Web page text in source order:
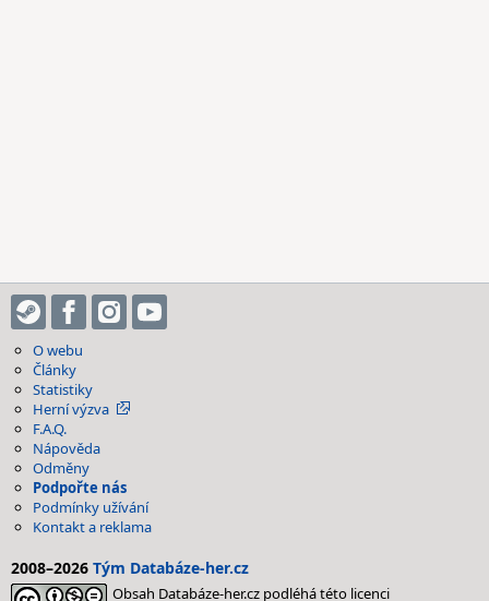
O webu
Články
Statistiky
Herní výzva
F.A.Q.
Nápověda
Odměny
Podpořte nás
Podmínky užívání
Kontakt a reklama
2008–2026 Tým Databáze-her.cz
Obsah Databáze-her.cz podléhá této licenci